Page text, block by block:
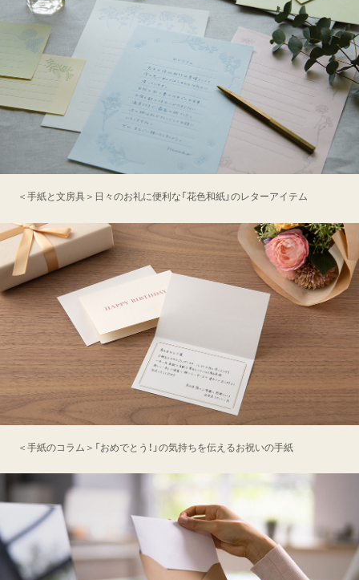
＜手紙と文房具＞日々のお礼に便利な「花色和紙」のレターアイテム
＜手紙のコラム＞「おめでとう！」の気持ちを伝えるお祝いの手紙